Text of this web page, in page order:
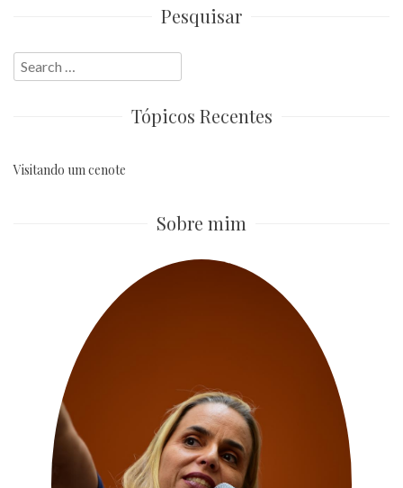
Pesquisar
Search
for:
Tópicos Recentes
Visitando um cenote
Sobre mim